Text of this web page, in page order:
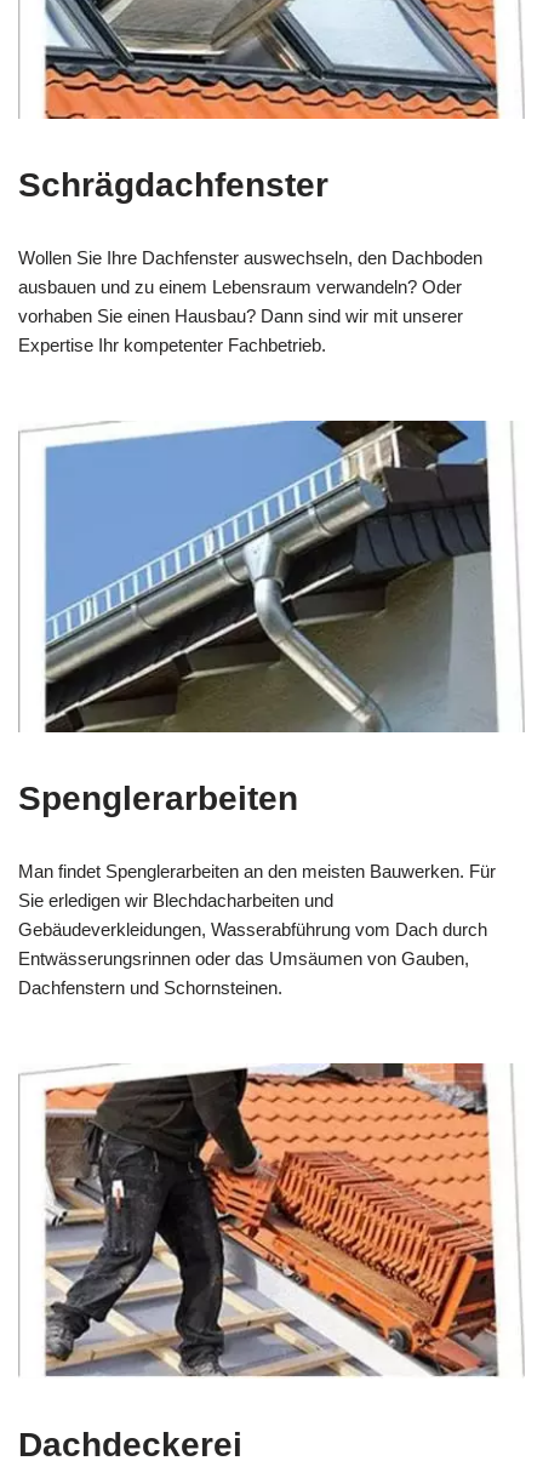
Schrägdachfenster
Wollen Sie Ihre Dachfenster auswechseln, den Dachboden
ausbauen und zu einem Lebensraum verwandeln? Oder
vorhaben Sie einen Hausbau? Dann sind wir mit unserer
Expertise Ihr kompetenter Fachbetrieb.
Spenglerarbeiten
Man findet Spenglerarbeiten an den meisten Bauwerken. Für
Sie erledigen wir Blechdacharbeiten und
Gebäudeverkleidungen, Wasserabführung vom Dach durch
Entwässerungsrinnen oder das Umsäumen von Gauben,
Dachfenstern und Schornsteinen.
Dachdeckerei